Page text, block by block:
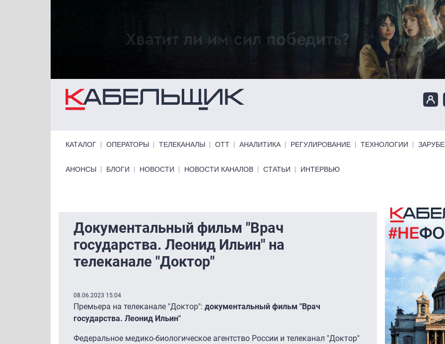
КАТАЛОГ ОПЕРАТОРЫ ТЕЛЕКАНАЛЫ ОТТ АНАЛИТИКА РЕГУЛИРОВАНИЕ ТЕХНОЛОГИИ
Primary links bottom
АНОНСЫ БЛОГИ НОВОСТИ НОВОСТИ КАНАЛОВ СТАТЬИ ИНТЕРВЬЮ
Документальный фильм "Врач
государства. Леонид Ильин" на
телеканале "Доктор"
08.06.2023 15:04
Премьера на телеканале "Доктор": документальный фильм "Врач
государства. Леонид Ильин"
Федеральное медико-биологическое агентство России и телеканал "Доктор"